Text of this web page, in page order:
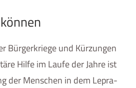
Bürgerkriege und Kürzungen
Hilfe im Laufe der Jahre ist
der Menschen in dem Lepra-